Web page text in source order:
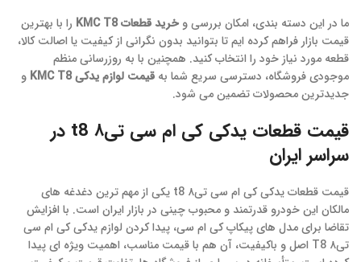
ما در این دسته بندی، امکان بررسی و خرید قطعات KMC T8
را با بهترین
قیمت بازار فراهم کرده ایم تا بتوانید بدون نگرانی از کیفیت یا اصالت کالا،
قطعه مورد نیاز خود را انتخاب کنید. همچنین با به روزرسانی منظم
موجودی فروشگاه، دسترسی سریع شما به قیمت لوازم یدکی KMC T8
و
جدیدترین محصولات تضمین می شود.
قیمت قطعات یدکی کی ام سی تی۸ t8 در
سراسر ایران
قیمت قطعات یدکی کی ام سی تی۸ t8 یکی از مهم ترین دغدغه های
مالکان این خودرو قدرتمند و محبوب چینی در بازار ایران است. با افزایش
تقاضا برای مدل های پیکاپ کی ام سی، پیدا کردن لوازم یدکی کی ام سی
تی۸ T8 اصل و باکیفیت، آن هم با قیمت مناسب، اهمیت ویژه ای پیدا